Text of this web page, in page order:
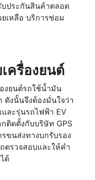
ประกันสินค้าตลอด
เหลือ บริการซ่อม
ครื่องยนต์
องยนต์รถใช้น้ำมัน
งนั้นจึงต้องมั่นใจว่า
และรุ่นรถไฟฟ้า EV
ติดตั้งกับบริษัท GPS
ขนส่งทางบกรับรอง
ตรวจสอบและให้คำ
ด้